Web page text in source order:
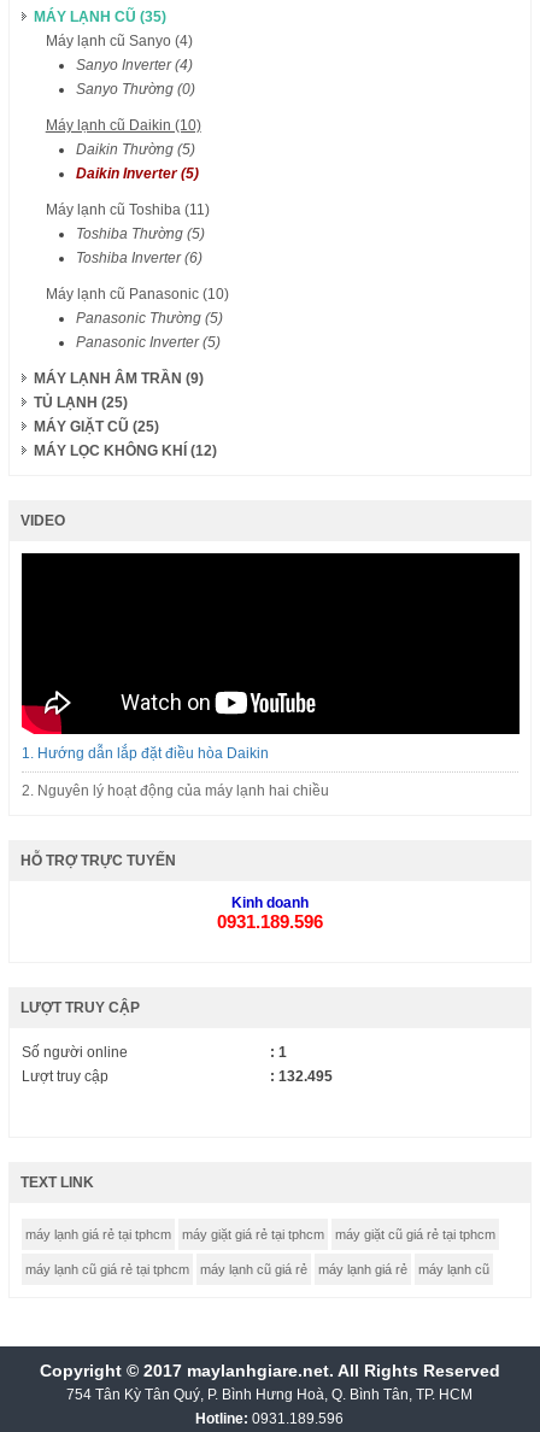
MÁY LẠNH CŨ (35)
Máy lạnh cũ Sanyo (4)
Sanyo Inverter (4)
Sanyo Thường (0)
Máy lạnh cũ Daikin (10)
Daikin Thường (5)
Daikin Inverter (5)
Máy lạnh cũ Toshiba (11)
Toshiba Thường (5)
Toshiba Inverter (6)
Máy lạnh cũ Panasonic (10)
Panasonic Thường (5)
Panasonic Inverter (5)
MÁY LẠNH ÂM TRẦN (9)
TỦ LẠNH (25)
MÁY GIẶT CŨ (25)
MÁY LỌC KHÔNG KHÍ (12)
VIDEO
1. Hướng dẫn lắp đặt điều hòa Daikin
2. Nguyên lý hoạt động của máy lạnh hai chiều
HỖ TRỢ TRỰC TUYẾN
Kinh doanh
0931.189.596
LƯỢT TRUY CẬP
Số người online
: 1
Lượt truy cập
: 132.495
TEXT LINK
máy lạnh giá rẻ tại tphcm máy giặt giá rẻ tại tphcm máy giặt cũ giá rẻ tại tphcm
máy lạnh cũ giá rẻ tại tphcm máy lạnh cũ giá rẻ máy lạnh giá rẻ máy lạnh cũ
Copyright © 2017 maylanhgiare.net. All Rights Reserved
754 Tân Kỳ Tân Quý, P. Bình Hưng Hoà, Q. Bình Tân, TP. HCM
Hotline: 0931.189.596